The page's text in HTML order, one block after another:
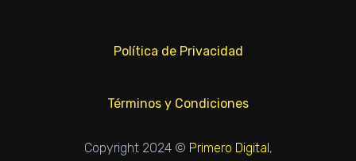
Política de Privacidad
Términos y Condiciones
Copyright 2024 © Primero Digital,